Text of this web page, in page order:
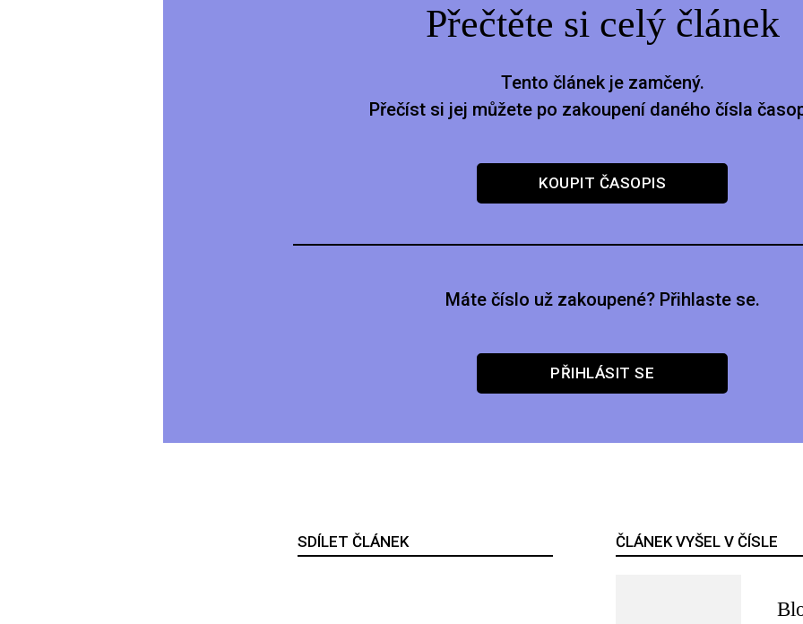
Přečtěte si celý článek
Tento článek je zamčený.
Přečíst si jej můžete po zakoupení daného čísla
KOUPIT ČASOPIS
Máte číslo už zakoupené? Přihlaste se.
PŘIHLÁSIT SE
SDÍLET ČLÁNEK ČLÁNEK VYŠEL V ČÍSLE